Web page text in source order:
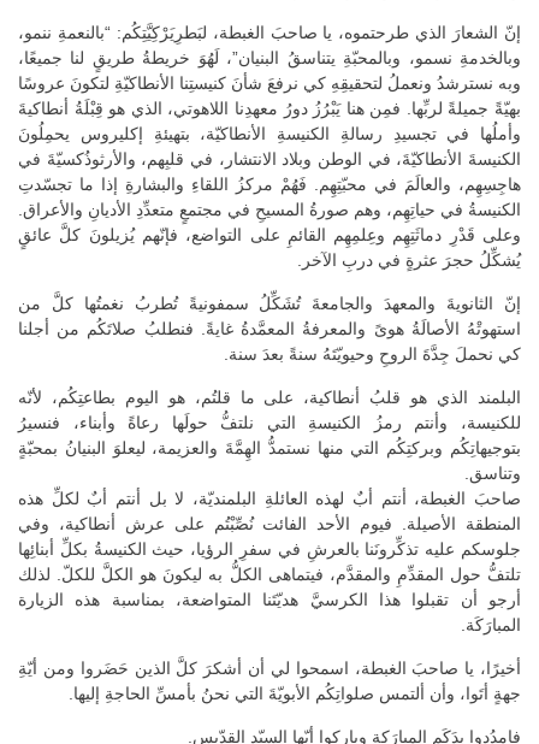
إنّ الشعارَ الذي طرحتموه، يا صاحبَ الغبطة، لبَطرِيَرْكِيَّتِكُم: “بالنعمةِ ننمو،
وبالخدمةِ نسمو، وبالمحبّةِ يتناسقُ البنيان”، لَهُوَ خريطةُ طريقٍ لنا جميعًا،
وبه نسترشدُ ونعملُ لتحقيقِهِ كي نرفعَ شأنَ كنيستِنا الأنطاكيّةِ لتكونَ عروسًا
بهيّةً جميلةً لربِّها. فمِن هنا يَبْرُزُ دورُ معهدِنا اللاهوتي، الذي هو قِبْلَةُ أنطاكيةَ
وأملُها في تجسيدِ رسالةِ الكنيسةِ الأنطاكيّة، بتهيئةِ إكليروس يحمِلُونَ
الكنيسةَ الأنطاكيّةَ، في الوطن وبلاد الانتشار، في قلبِهم، والأرثوذُكسيّةَ في
هاجِسِهِم، والعالَمَ في محبّتِهِم. فَهُمْ مركزُ اللقاءِ والبشارةِ إذا ما تجسّدتِ
الكنيسةُ في حياتِهِم، وهم صورةُ المسيحِ في مجتمعٍ متعدِّدِ الأديانِ والأعراق.
وعلى قَدْرِ دماثَتِهِم وعِلمِهِم القائمِ على التواضع، فإنّهم يُزيلونَ كلَّ عائقٍ
يُشكِّلُ حجرَ عثرةٍ في دربِ الآخر.
إنّ الثانويةَ والمعهدَ والجامعةَ تُشَكِّلُ سمفونيةً تُطربُ نغمتُها كلَّ من
استهوتْهُ الأصالَةُ هوىً والمعرفةُ المعمَّدةُ غايةً. فنطلبُ صلاتَكُم من أجلنا
كي نحملَ جِدَّةَ الروحِ وحيويّتَهُ سنةً بعدَ سنة.
البلمند الذي هو قلبُ أنطاكية، على ما قلتُم، هو اليوم بطاعتِكُم، لأنّه
للكنيسة، وأنتم رمزُ الكنيسةِ التي نلتفُّ حولَها رعاةً وأبناء، فنسيرُ
بتوجيهاتِكُم وبركتِكُم التي منها نستمدُّ الهِمَّةَ والعزيمة، ليعلوَ البنيانُ بمحبّةٍ
وتناسق.
صاحبَ الغبطة، أنتم أبٌ لهذه العائلةِ البلمنديّة، لا بل أنتم أبٌ لكلِّ هذه
المنطقة الأصيلة. فيوم الأحد الفائت نُصِّبْتُم على عرش أنطاكية، وفي
جلوسكم عليه تذكِّرونَنا بالعرشِ في سفرِ الرؤيا، حيث الكنيسةُ بكلِّ أبنائِها
تلتفُّ حول المقدِّمِ والمقدَّم، فيتماهى الكلُّ به ليكونَ هو الكلَّ للكلّ. لذلك
أرجو أن تقبلوا هذا الكرسيَّ هديّتَنا المتواضعة، بمناسبة هذه الزيارة
المبارَكَة.
أخيرًا، يا صاحبَ الغبطة، اسمحوا لي أن أشكرَ كلَّ الذين حَضَروا ومن أيّةِ
جهةٍ أتَوا، وأن ألتمس صلواتِكُم الأبويّةَ التي نحنُ بأمسِّ الحاجةِ إليها.
فامدُدوا يدَكَم المبارَكة وباركوا أيّها السيّد القدّيس.